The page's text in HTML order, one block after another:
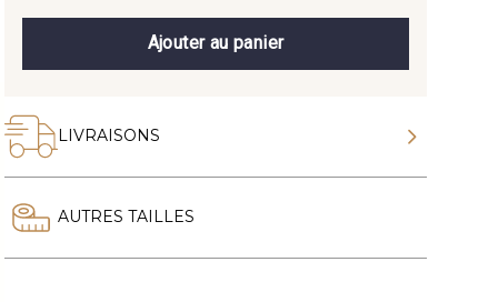
Ajouter au panier
LIVRAISONS
AUTRES TAILLES